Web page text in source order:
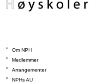
*
Om NPH
*
Medlemmer
*
Arrangementer
*
NPHs AU